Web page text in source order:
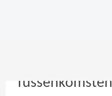
Tussenkomsten